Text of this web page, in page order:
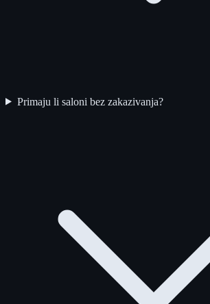
Primaju li saloni bez zakazivanja?